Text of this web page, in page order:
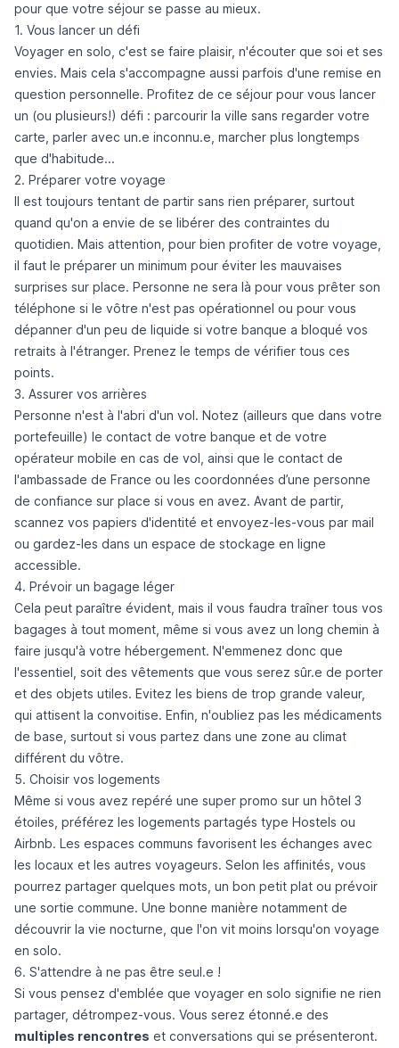
pour que votre séjour se passe au mieux.
1. Vous lancer un défi
Voyager en solo, c'est se faire plaisir, n'écouter que soi et ses
envies. Mais cela s'accompagne aussi parfois d'une remise en
question personnelle. Profitez de ce séjour pour vous lancer
un (ou plusieurs!) défi : parcourir la ville sans regarder votre
carte, parler avec un.e inconnu.e, marcher plus longtemps
que d'habitude...
2. Préparer votre voyage
Il est toujours tentant de partir sans rien préparer, surtout
quand qu'on a envie de se libérer des contraintes du
quotidien. Mais attention, pour bien profiter de votre voyage,
il faut le préparer un minimum pour éviter les mauvaises
surprises sur place. Personne ne sera là pour vous prêter son
téléphone si le vôtre n'est pas opérationnel ou pour vous
dépanner d'un peu de liquide si votre banque a bloqué vos
retraits à l'étranger. Prenez le temps de vérifier tous ces
points.
3. Assurer vos arrières
Personne n'est à l'abri d'un vol. Notez (ailleurs que dans votre
portefeuille) le contact de votre banque et de votre
opérateur mobile en cas de vol, ainsi que le contact de
l'ambassade de France ou les coordonnées d’une personne
de confiance sur place si vous en avez. Avant de partir,
scannez vos papiers d'identité et envoyez-les-vous par mail
ou gardez-les dans un espace de stockage en ligne
accessible.
4. Prévoir un bagage léger
Cela peut paraître évident, mais il vous faudra traîner tous vos
bagages à tout moment, même si vous avez un long chemin à
faire jusqu'à votre hébergement. N'emmenez donc que
l'essentiel, soit des vêtements que vous serez sûr.e de porter
et des objets utiles. Evitez les biens de trop grande valeur,
qui attisent la convoitise. Enfin, n'oubliez pas les médicaments
de base, surtout si vous partez dans une zone au climat
différent du vôtre.
5. Choisir vos logements
Même si vous avez repéré une super promo sur un hôtel 3
étoiles, préférez les logements partagés type Hostels ou
Airbnb. Les espaces communs favorisent les échanges avec
les locaux et les autres voyageurs. Selon les affinités, vous
pourrez partager quelques mots, un bon petit plat ou prévoir
une sortie commune. Une bonne manière notamment de
découvrir la vie nocturne, que l'on vit moins lorsqu'on voyage
en solo.
6. S'attendre à ne pas être seul.e !
Si vous pensez d'emblée que voyager en solo signifie ne rien
partager, détrompez-vous. Vous serez étonné.e des
multiples rencontres et conversations qui se présenteront.